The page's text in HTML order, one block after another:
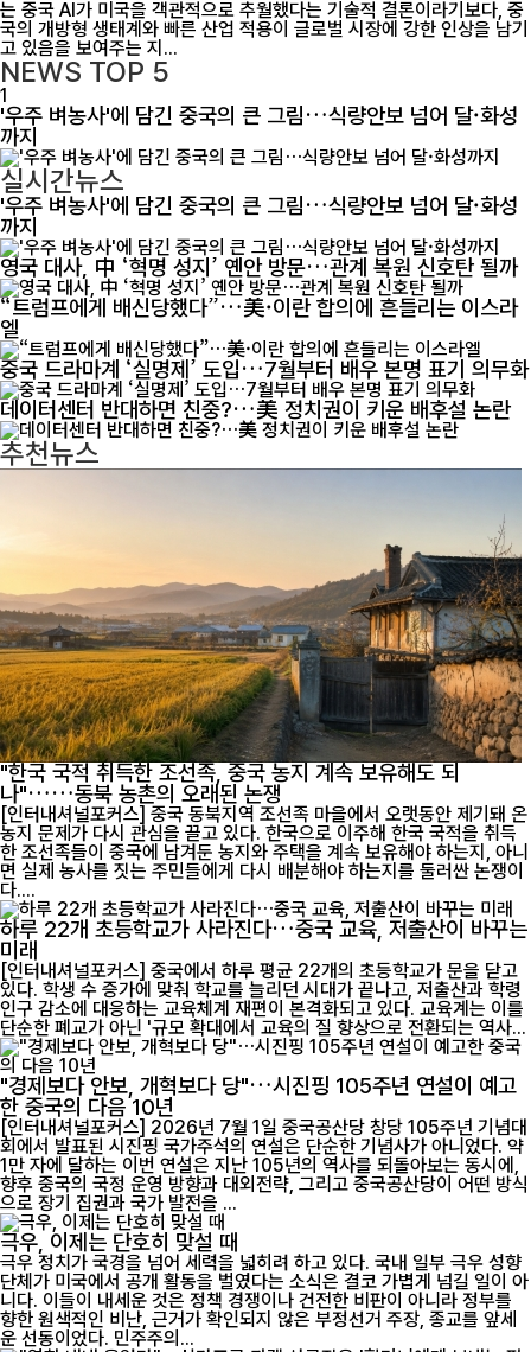
는 중국 AI가 미국을 객관적으로 추월했다는 기술적 결론이라기보다, 중
국의 개방형 생태계와 빠른 산업 적용이 글로벌 시장에 강한 인상을 남기
고 있음을 보여주는 지...
NEWS TOP 5
1
'우주 벼농사'에 담긴 중국의 큰 그림…식량안보 넘어 달·화성
까지
실시간뉴스
'우주 벼농사'에 담긴 중국의 큰 그림…식량안보 넘어 달·화성
까지
영국 대사, 中 ‘혁명 성지’ 옌안 방문…관계 복원 신호탄 될까
“트럼프에게 배신당했다”…美·이란 합의에 흔들리는 이스라
엘
중국 드라마계 ‘실명제’ 도입…7월부터 배우 본명 표기 의무화
데이터센터 반대하면 친중?…美 정치권이 키운 배후설 논란
추천뉴스
"한국 국적 취득한 조선족, 중국 농지 계속 보유해도 되
나"……동북 농촌의 오래된 논쟁
[인터내셔널포커스] 중국 동북지역 조선족 마을에서 오랫동안 제기돼 온
농지 문제가 다시 관심을 끌고 있다. 한국으로 이주해 한국 국적을 취득
한 조선족들이 중국에 남겨둔 농지와 주택을 계속 보유해야 하는지, 아니
면 실제 농사를 짓는 주민들에게 다시 배분해야 하는지를 둘러싼 논쟁이
다....
하루 22개 초등학교가 사라진다…중국 교육, 저출산이 바꾸는
미래
[인터내셔널포커스] 중국에서 하루 평균 22개의 초등학교가 문을 닫고
있다. 학생 수 증가에 맞춰 학교를 늘리던 시대가 끝나고, 저출산과 학령
인구 감소에 대응하는 교육체계 재편이 본격화되고 있다. 교육계는 이를
단순한 폐교가 아닌 '규모 확대에서 교육의 질 향상으로 전환되는 역사...
"경제보다 안보, 개혁보다 당"…시진핑 105주년 연설이 예고
한 중국의 다음 10년
[인터내셔널포커스] 2026년 7월 1일 중국공산당 창당 105주년 기념대
회에서 발표된 시진핑 국가주석의 연설은 단순한 기념사가 아니었다. 약
1만 자에 달하는 이번 연설은 지난 105년의 역사를 되돌아보는 동시에,
향후 중국의 국정 운영 방향과 대외전략, 그리고 중국공산당이 어떤 방식
으로 장기 집권과 국가 발전을 ...
극우, 이제는 단호히 맞설 때
극우 정치가 국경을 넘어 세력을 넓히려 하고 있다. 국내 일부 극우 성향
단체가 미국에서 공개 활동을 벌였다는 소식은 결코 가볍게 넘길 일이 아
니다. 이들이 내세운 것은 정책 경쟁이나 건전한 비판이 아니라 정부를
향한 원색적인 비난, 근거가 확인되지 않은 부정선거 주장, 종교를 앞세
운 선동이었다. 민주주의...